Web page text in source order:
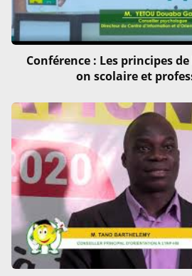
Conférence : Les principes
on scolaire et